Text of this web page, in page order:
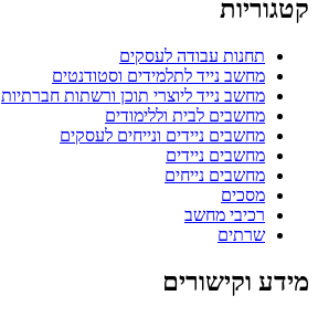
קטגוריות
תחנות עבודה לעסקים
מחשב נייד לתלמידים וסטודנטים
מחשב נייד ליוצרי תוכן ורשתות חברתיות
מחשבים לבית וללימודים
מחשבים ניידים ונייחים לעסקים
מחשבים ניידים
מחשבים נייחים
מסכים
רכיבי מחשב
שרתים
מידע וקישורים